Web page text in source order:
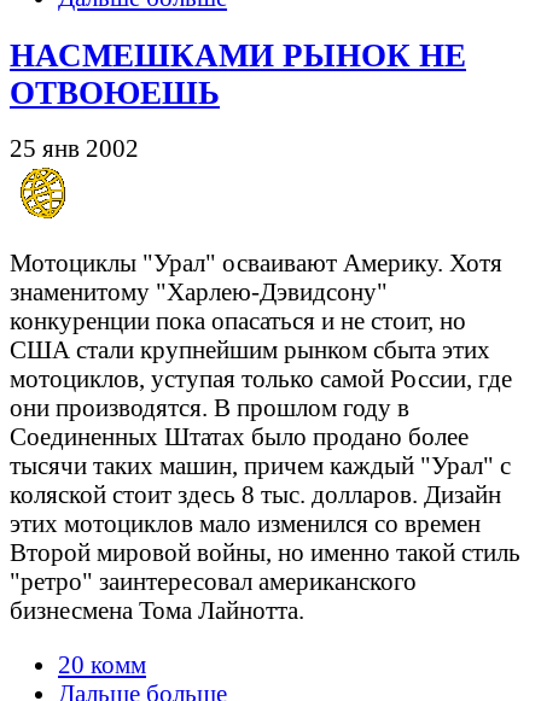
НАСМЕШКАМИ РЫНОК НЕ
ОТВОЮЕШЬ
25 янв 2002
Мотоциклы "Урал" осваивают Америку. Хотя
знаменитому "Харлею-Дэвидсону"
конкуренции пока опасаться и не стоит, но
США стали крупнейшим рынком сбыта этих
мотоциклов, уступая только самой России, где
они производятся. В прошлом году в
Соединенных Штатах было продано более
тысячи таких машин, причем каждый "Урал" с
коляской стоит здесь 8 тыс. долларов. Дизайн
этих мотоциклов мало изменился со времен
Второй мировой войны, но именно такой стиль
"ретро" заинтересовал американского
бизнесмена Тома Лайнотта.
20 комм
Дальше больше